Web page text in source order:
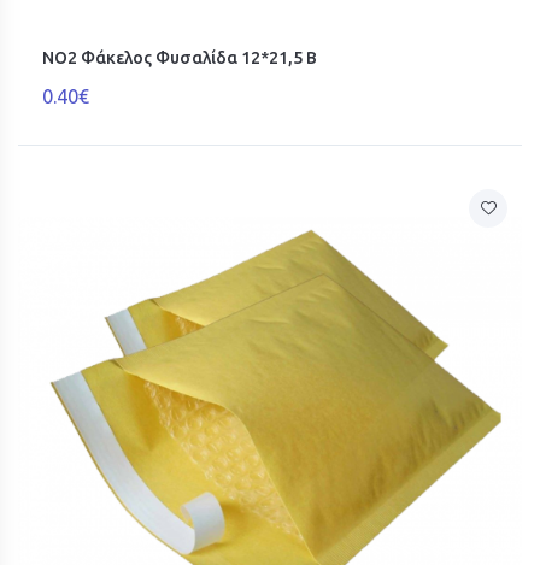
ΝΟ2 Φάκελος Φυσαλίδα 12*21,5 B
0.40€